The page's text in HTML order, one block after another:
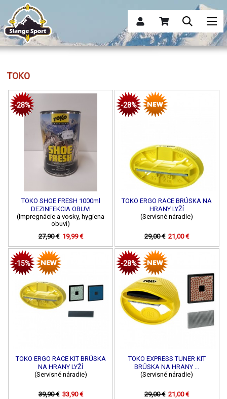
TOKO
-28%
TOKO SHOE FRESH 1000ml
DEZINFEKCIA OBUVI
(Impregnácie a vosky, hygiena
obuvi)
27,90 € 19,99 €
-28%
TOKO ERGO RACE BRÚSKA NA
HRANY LYŽÍ
(Servisné náradie)
29,00 € 21,00 €
-15%
TOKO ERGO RACE KIT BRÚSKA
NA HRANY LYŽÍ
(Servisné náradie)
39,90 € 33,90 €
-28%
TOKO EXPRESS TUNER KIT
BRÚSKA NA HRANY ...
(Servisné náradie)
29,00 € 21,00 €